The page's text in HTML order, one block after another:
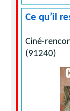
Ce qu’il
Ciné-
(91240)